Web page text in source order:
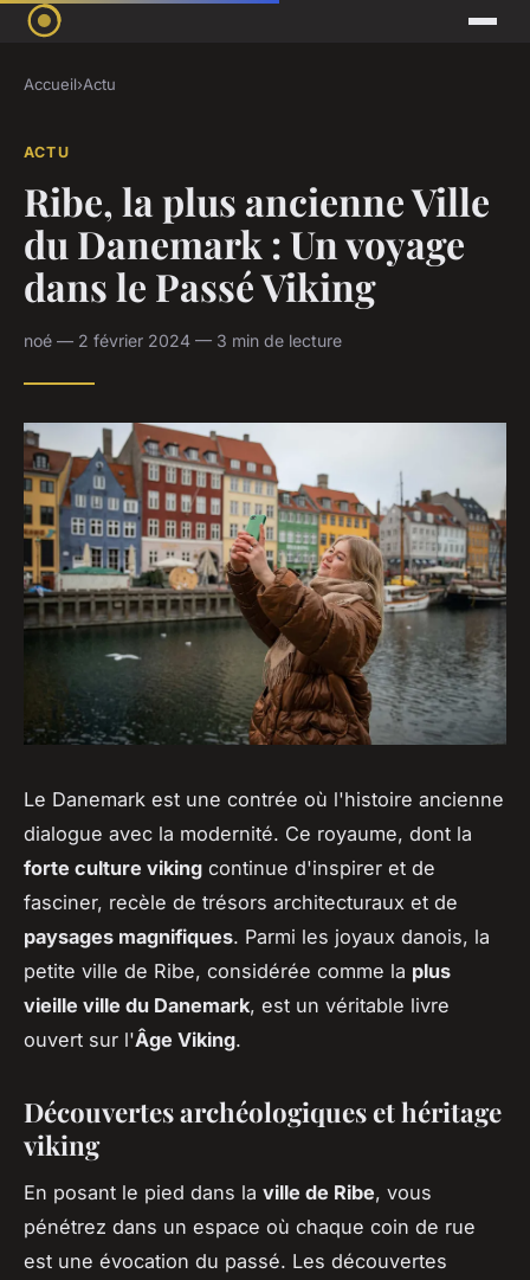
Accueil›Actu
ACTU
Ribe, la plus ancienne Ville
du Danemark : Un voyage
dans le Passé Viking
noé — 2 février 2024 — 3 min de lecture
Le Danemark est une contrée où l'histoire ancienne
dialogue avec la modernité. Ce royaume, dont la
forte culture viking continue d'inspirer et de
fasciner, recèle de trésors architecturaux et de
paysages magnifiques. Parmi les joyaux danois, la
petite ville de Ribe, considérée comme la plus
vieille ville du Danemark, est un véritable livre
ouvert sur l'Âge Viking.
Découvertes archéologiques et héritage
viking
En posant le pied dans la ville de Ribe, vous
pénétrez dans un espace où chaque coin de rue
est une évocation du passé. Les découvertes